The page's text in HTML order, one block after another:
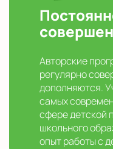
Авторские
регулярно
дополняются.
самых
сфере детской
школьного
опыт работы с